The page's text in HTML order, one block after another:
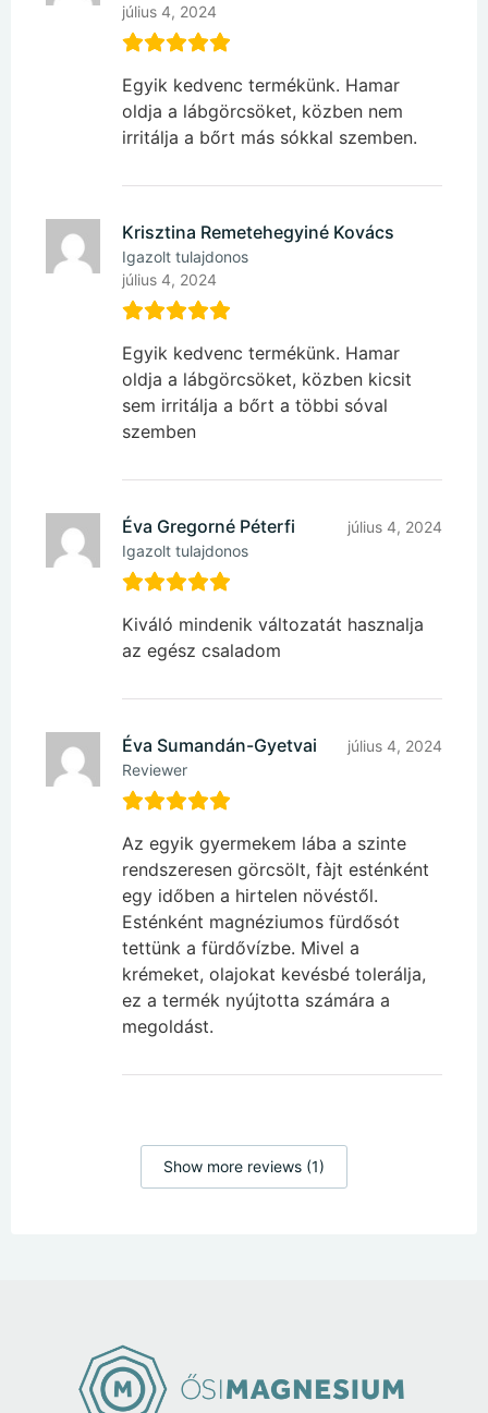
július 4, 2024
Egyik kedvenc termékünk. Hamar
oldja a lábgörcsöket, közben nem
irritálja a bőrt más sókkal szemben.
Krisztina Remetehegyiné Kovács
Igazolt tulajdonos
július 4, 2024
Egyik kedvenc termékünk. Hamar
oldja a lábgörcsöket, közben kicsit
sem irritálja a bőrt a többi sóval
szemben
Éva Gregorné Péterfi
Igazolt tulajdonos
július 4, 2024
Kiváló mindenik változatát hasznalja
az egész csaladom
Éva Sumandán-Gyetvai
Reviewer
július 4, 2024
Az egyik gyermekem lába a szinte
rendszeresen görcsölt, fàjt esténként
egy időben a hirtelen növéstől.
Esténként magnéziumos fürdősót
tettünk a fürdővízbe. Mivel a
krémeket, olajokat kevésbé tolerálja,
ez a termék nyújtotta számára a
megoldást.
Show more reviews (1)